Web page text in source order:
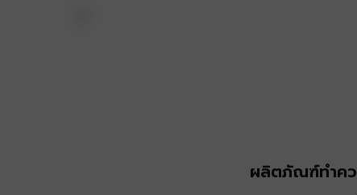
ผลิตภัณฑ์ทำคว